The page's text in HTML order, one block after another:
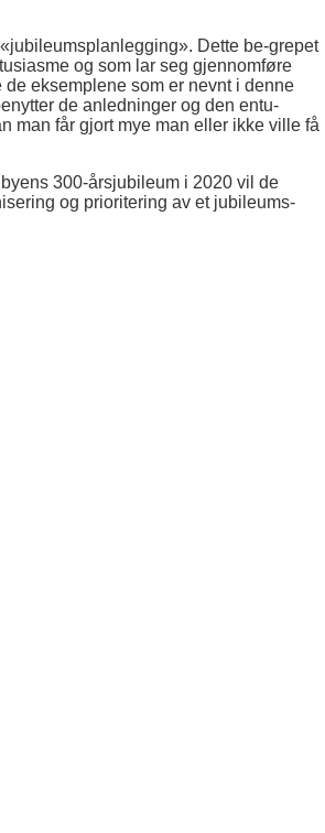
Dette be-grepet
og som lar seg gjennomføre
eksemplene som er nevnt i denne
de anledninger og den entu-
man får gjort mye man eller ikke ville få
300-årsjubileum i 2020 vil de
og prioritering av et jubileums-